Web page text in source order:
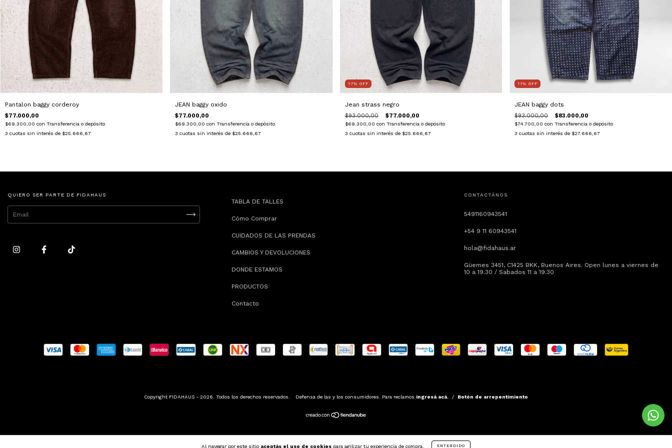
Al navegar por este sitio aceptás el uso de cookies para agilizar tu experiencia de compra. ENTENDIDO
Pantalon baggy corderoy
$77.000,00
$69.300,00 con Transferencia o depósito
3 cuotas sin interés de $25.666,67
JEAN baggy oxido
$77.000,00
$69.300,00 con Transferencia o depósito
3 cuotas sin interés de $25.666,67
17% OFF
Jean strass negro
$93.000,00 $77.000,00
$69.300,00 con Transferencia o depósito
3 cuotas sin interés de $25.666,67
11%OFF
JEAN baggy dots
$93.000,00 $83.000,00
$74.700,00con Transferencia o depósito
3 cuotas sin interés de $27.666,67
QUIERO SER PARTE DE FIDAHAUS
TABLA DE TALLES
Cómo Comprar
CUIDADOS DE LAS PRENDAS
CAMBIOS Y DEVOLUCIONES
DONDE ESTAMOS
PRODUCTOS
Contacto
CONTACTÁNOS
5491160943541
+54 9 11 60943541
hola@fidahaus.ar
Güemes 3451, C1425 BKK, Buenos Aires. Open lunes a viernes de
10 a 19.30 / Sabados 11 a 19.30
Copyright FIDAHAUS - 2026. Todos los derechos reservados. Defensa de las y los consumidores. Para reclamos ingresá acá. / Botón de arrepentimiento